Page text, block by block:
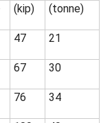
(kip) (tonne)
47 21
67 30
76 34